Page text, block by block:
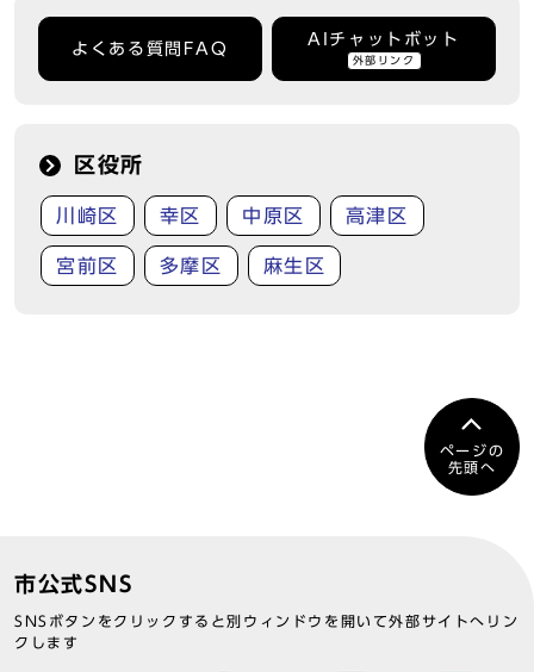
よくある質問FAQ
AIチャットボット
外部リンク
区役所
川崎区 幸区 中原区 高津区
宮前区 多摩区 麻生区
ページの
先頭へ
市公式SNS
SNSボタンをクリックすると別ウィンドウを開いて外部サイトへリン
クします